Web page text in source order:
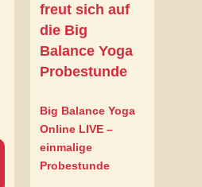
Big Balance Yoga
Online LIVE –
einmalige
Probestunde